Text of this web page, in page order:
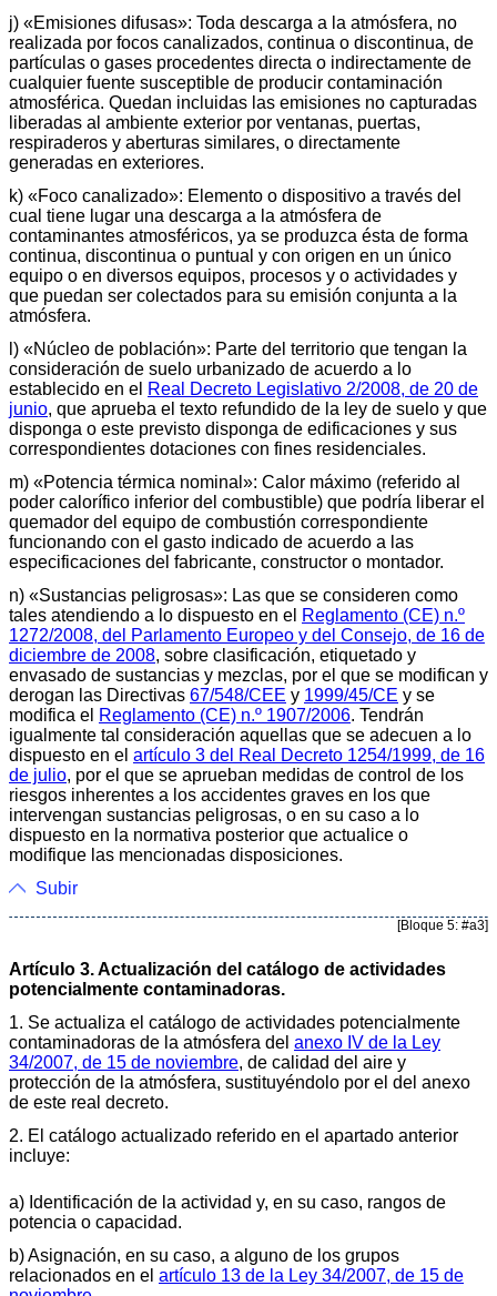
j) «Emisiones difusas»: Toda descarga a la atmósfera, no
realizada por focos canalizados, continua o discontinua, de
partículas o gases procedentes directa o indirectamente de
cualquier fuente susceptible de producir contaminación
atmosférica. Quedan incluidas las emisiones no capturadas
liberadas al ambiente exterior por ventanas, puertas,
respiraderos y aberturas similares, o directamente
generadas en exteriores.
k) «Foco canalizado»: Elemento o dispositivo a través del
cual tiene lugar una descarga a la atmósfera de
contaminantes atmosféricos, ya se produzca ésta de forma
continua, discontinua o puntual y con origen en un único
equipo o en diversos equipos, procesos y o actividades y
que puedan ser colectados para su emisión conjunta a la
atmósfera.
l) «Núcleo de población»: Parte del territorio que tengan la
consideración de suelo urbanizado de acuerdo a lo
establecido en el Real Decreto Legislativo 2/2008, de 20 de
junio, que aprueba el texto refundido de la ley de suelo y que
disponga o este previsto disponga de edificaciones y sus
correspondientes dotaciones con fines residenciales.
m) «Potencia térmica nominal»: Calor máximo (referido al
poder calorífico inferior del combustible) que podría liberar el
quemador del equipo de combustión correspondiente
funcionando con el gasto indicado de acuerdo a las
especificaciones del fabricante, constructor o montador.
n) «Sustancias peligrosas»: Las que se consideren como
tales atendiendo a lo dispuesto en el Reglamento (CE) n.º
1272/2008, del Parlamento Europeo y del Consejo, de 16 de
diciembre de 2008, sobre clasificación, etiquetado y
envasado de sustancias y mezclas, por el que se modifican y
derogan las Directivas 67/548/CEE y 1999/45/CE y se
modifica el Reglamento (CE) n.º 1907/2006. Tendrán
igualmente tal consideración aquellas que se adecuen a lo
dispuesto en el artículo 3 del Real Decreto 1254/1999, de 16
de julio, por el que se aprueban medidas de control de los
riesgos inherentes a los accidentes graves en los que
intervengan sustancias peligrosas, o en su caso a lo
dispuesto en la normativa posterior que actualice o
modifique las mencionadas disposiciones.
Subir
[Bloque 5: #a3]
Artículo 3. Actualización del catálogo de actividades
potencialmente contaminadoras.
1. Se actualiza el catálogo de actividades potencialmente
contaminadoras de la atmósfera del anexo IV de la Ley
34/2007, de 15 de noviembre, de calidad del aire y
protección de la atmósfera, sustituyéndolo por el del anexo
de este real decreto.
2. El catálogo actualizado referido en el apartado anterior
incluye:
a) Identificación de la actividad y, en su caso, rangos de
potencia o capacidad.
b) Asignación, en su caso, a alguno de los grupos
relacionados en el artículo 13 de la Ley 34/2007, de 15 de